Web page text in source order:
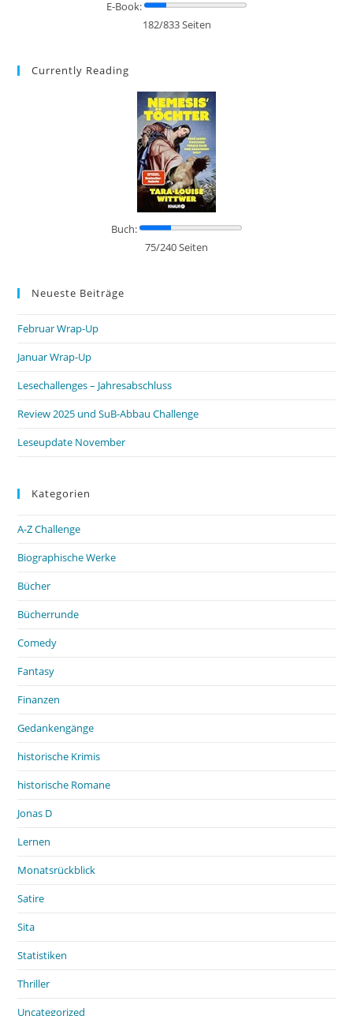
E-Book:
182/833 Seiten
Currently Reading
Buch:
75/240 Seiten
Neueste Beiträge
Februar Wrap-Up
Januar Wrap-Up
Lesechallenges – Jahresabschluss
Review 2025 und SuB-Abbau Challenge
Leseupdate November
Kategorien
A-Z Challenge
Biographische Werke
Bücher
Bücherrunde
Comedy
Fantasy
Finanzen
Gedankengänge
historische Krimis
historische Romane
Jonas D
Lernen
Monatsrückblick
Satire
Sita
Statistiken
Thriller
Uncategorized